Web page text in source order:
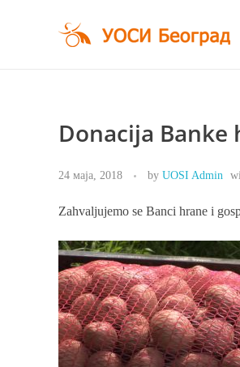
Donacija Banke
24 маја, 2018 by UOSI Admin
Zahvaljujemo se Banci hrane i